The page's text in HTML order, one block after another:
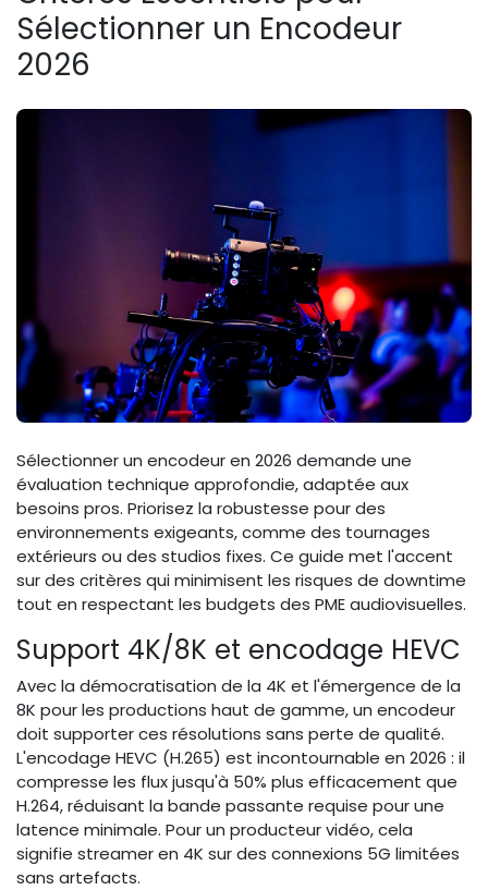
Sélectionner un Encodeur
2026
Sélectionner un encodeur en 2026 demande une
évaluation technique approfondie, adaptée aux
besoins pros. Priorisez la robustesse pour des
environnements exigeants, comme des tournages
extérieurs ou des studios fixes. Ce guide met l'accent
sur des critères qui minimisent les risques de downtime
tout en respectant les budgets des PME audiovisuelles.
Support 4K/8K et encodage HEVC
Avec la démocratisation de la 4K et l'émergence de la
8K pour les productions haut de gamme, un encodeur
doit supporter ces résolutions sans perte de qualité.
L'encodage HEVC (H.265) est incontournable en 2026 : il
compresse les flux jusqu'à 50% plus efficacement que
H.264, réduisant la bande passante requise pour une
latence minimale. Pour un producteur vidéo, cela
signifie streamer en 4K sur des connexions 5G limitées
sans artefacts.